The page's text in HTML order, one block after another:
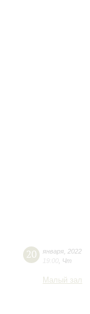
20 января 2022
19:00 Чт
Малый зал